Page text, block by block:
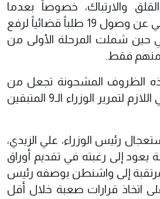
والارتباك، خصوصاً بعدما
كُشف الأسبوع الماضي عن وصول 19 طلباً قضائياً لرفع
حين شملت المرحلة الأولى من
منهم فقط.
الظروف المشحونة تجعل من
تأمين النصاب القانوني اللازم لتمرير الوزراء الـ9 المتبقين
رئيس الوزراء، علي الزيدي،
يعود إلى رغبته في تقديم أوراق
إلى واشنطن بوصفه رئيس
اتخاذ قرارات صعبة خلال أقل